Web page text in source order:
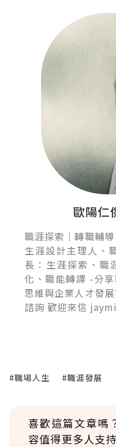
歐陽仁
職涯探索｜轉職輔
生涯設計主理人、
長：生涯探索、職
化、職能轉譯 -分
思維與企業人才發
諮詢 歡迎來信
#職場人生 #職涯發展
喜歡這篇文章嗎
容值得更多人支